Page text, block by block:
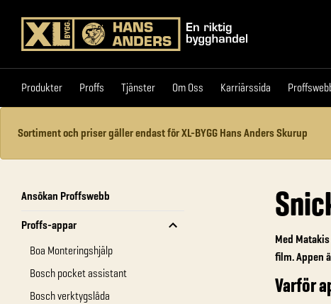
Produkter Proffs Tjänster Om Oss Karriärssida
Produkter Proffs Tjänster
Sortiment och priser gäller endast för XL-BYGG Hans Anders Skurup
Ansökan Proffswebb
Proffs-appar
Boa Monteringshjälp
Bosch pocket assistant
Bosch verktygslåda
Med
film. Appen
Varför